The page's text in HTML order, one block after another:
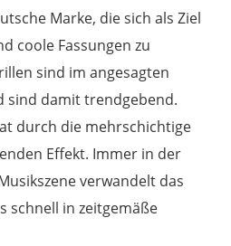
Marke, die sich als Ziel
coole Fassungen zu
sind im angesagten
sind damit trendgebend.
durch die mehrschichtige
Effekt. Immer in der
verwandelt das
schnell in zeitgemäße